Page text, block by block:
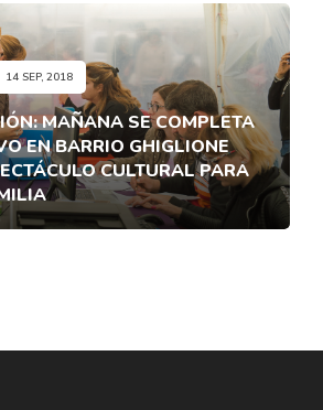
14 SEP, 2018
MAÑANA SE COMPLETA
EN BARRIO GHIGLIONE
CULTURAL PARA